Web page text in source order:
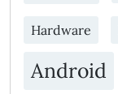
Hardware
Android